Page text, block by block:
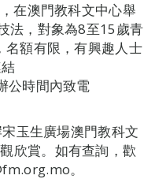
在澳門教科文中心舉
法，對象為8至15歲青
名額有限，有興趣人士
時間內致電
玉生廣場澳門教科文
欣賞。如有查詢，歡
。